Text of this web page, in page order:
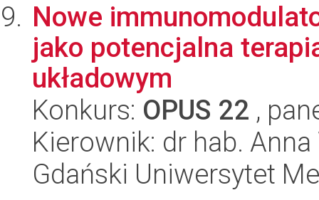
Nowe
jako potencjalna
układowym
Konkurs: OPUS 22 ,
Kierownik: dr hab.
Gdański Uniwersytet